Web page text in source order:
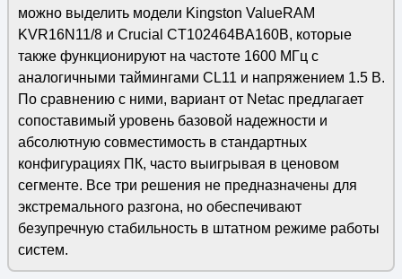
можно выделить модели Kingston ValueRAM
KVR16N11/8 и Crucial CT102464BA160B, которые
также функционируют на частоте 1600 МГц с
аналогичными таймингами CL11 и напряжением 1.5 В.
По сравнению с ними, вариант от Netac предлагает
сопоставимый уровень базовой надежности и
абсолютную совместимость в стандартных
конфигурациях ПК, часто выигрывая в ценовом
сегменте. Все три решения не предназначены для
экстремального разгона, но обеспечивают
безупречную стабильность в штатном режиме работы
систем.